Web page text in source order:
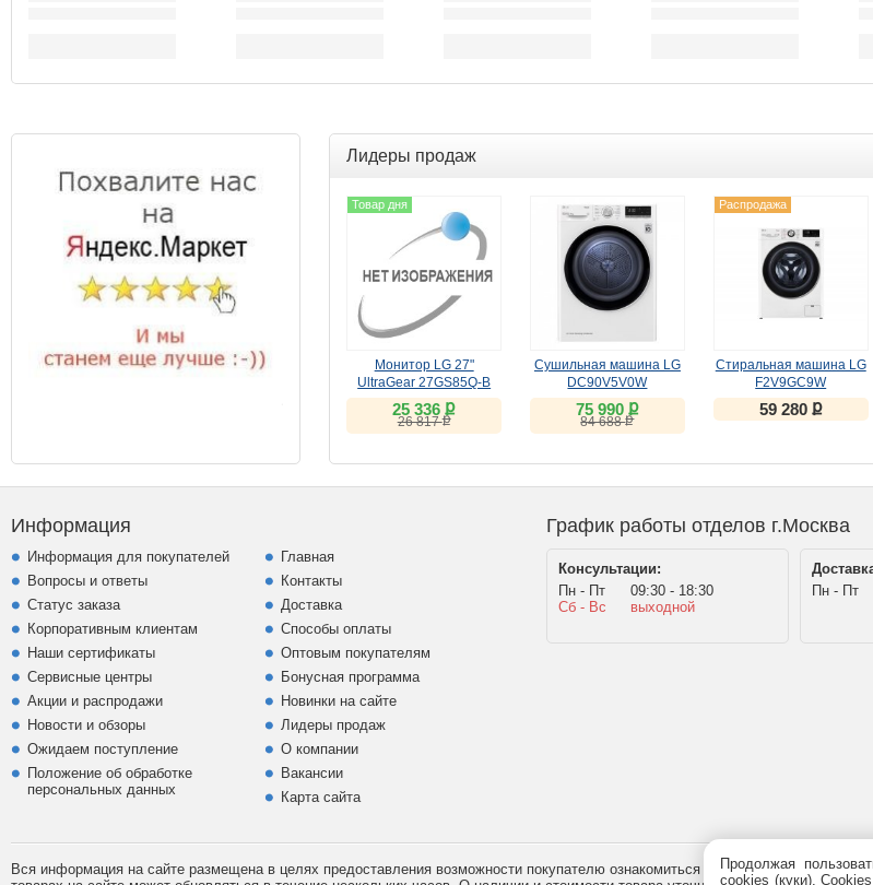
Лидеры продаж
Товар дня
Монитор LG 27"
UltraGear 27GS85Q-B
(IPS, 180Hz)
25 336ք
26 817ք
Сушильная машина LG
DC90V5V0W
75 990 ք
84 688ք
Распродажа
Стиральная машина LG
F2V9GC9W
59 280 ք
Информация
Информация для покупателей
Вопросы и ответы
Статус заказа
Корпоративным клиентам
Наши сертификаты
Сервисные центры
Акции и распродажи
Новости и обзоры
Ожидаем поступление
Положение об обработке
персональных данных
Главная
Контакты
Доставка
Способы оплаты
Оптовым покупателям
Бонусная программа
Новинки на сайте
Лидеры продаж
О компании
Вакансии
Карта сайта
График работы отделов г.Москва
Консультации:
Пн - Пт
09:30 - 18:30
Сб - Вс
выходной
Пн - Пт
Вся информация на сайте размещена в целях предоставления возможности покупателю ознакомиться с товаром перед его
Продолжая
cookies (куки).